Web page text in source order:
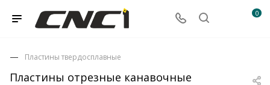
0
Пластины отрезные канавочные
Пластины твердосплавные